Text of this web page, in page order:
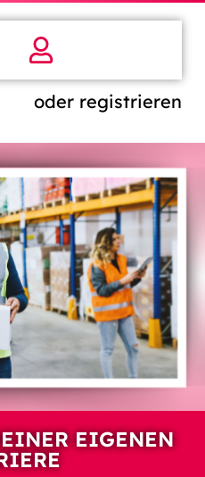
oder registrieren
EIGENEN